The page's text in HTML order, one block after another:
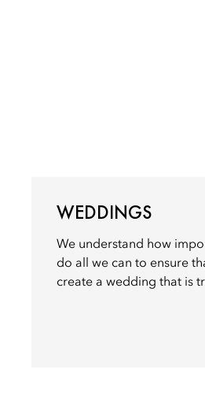
WEDDINGS
We understand how
do all we can to ensure
create a wedding that is